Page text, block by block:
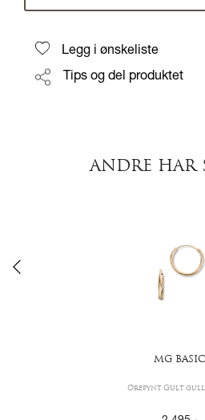
Legg i ønskeliste
Tips og del produktet
ANDRE HAR
MG BASIC
Ørepynt Gult gull,